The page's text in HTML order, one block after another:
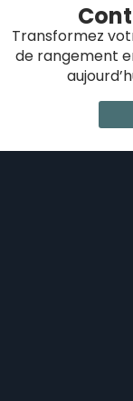
Transformez
de rangement